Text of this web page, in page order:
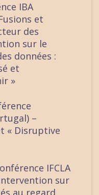
IBA
et
des
sur le
données :
et
»
–
« Disruptive
IFCLA
sur